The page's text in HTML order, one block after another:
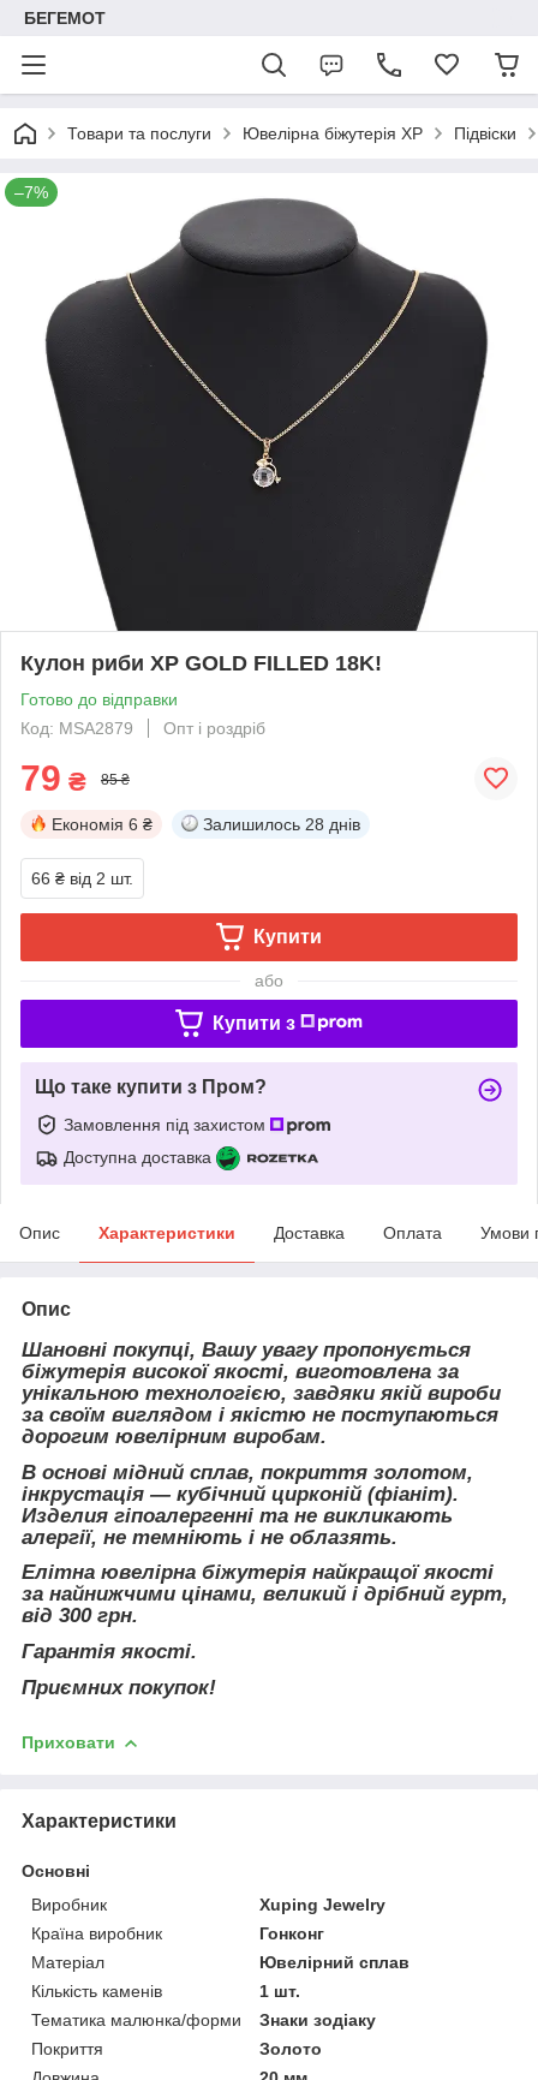
БЕГЕМОТ
Товари та послуги Ювелірна біжутерія XP Підвіски
–7%
Кулон риби ХР GOLD FILLED 18K!
Готово до відправки
Код: MSA2879
Опт і роздріб
79 ₴ 85 ₴
Економія 6 ₴ Залишилось 28 днів
66 ₴ від 2 шт.
Купити
або
Купити з
Що таке купити з Пром?
Замовлення під захистом
Доступна доставка
Опис Характеристики Доставка Оплата Умови
Опис
Шановні покупці, Вашу увагу пропонується
біжутерія високої якості, виготовлена за
унікальною технологією, завдяки якій вироби
за своїм виглядом і якістю не поступаються
дорогим ювелірним виробам.
В основі мідний сплав, покриття золотом,
інкрустація — кубічний цирконій (фіаніт).
Изделия гіпоалергенні та не викликають
алергії, не темніють і не облазять.
Елітна ювелірна біжутерія найкращої якості
за найнижчими цінами, великий і дрібний гурт,
від 300 грн.
Гарантія якості.
Приємних покупок!
Приховати
Характеристики
Основні
Виробник
Xuping Jewelry
Країна виробник
Гонконг
Матеріал
Ювелірний сплав
Кількість каменів
1 шт.
Тематика малюнка/форми
Знаки зодіаку
Покриття
Золото